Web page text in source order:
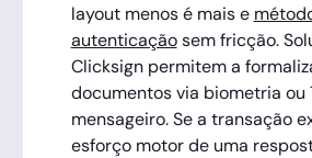
layout menos é mais e
autenticaçãosem fricção.
Clicksign permitem a
documentos via biometria ou
mensageiro. Se a transação
esforço motor de uma